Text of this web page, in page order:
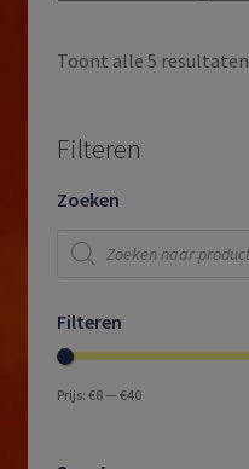
Toont alle 5 resultaten
Filteren
Zoeken
Producten
zoeken
Filteren
Prijs: €8— €40